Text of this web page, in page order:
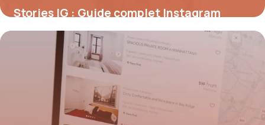
Stories IG : Guide complet Instagram
Stories 2026
9 juillet 2026